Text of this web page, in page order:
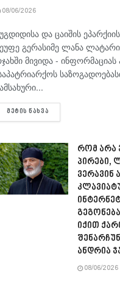
08/06/2026
და ცაიშის
გერასიმე ლანა
მივიდა - ინფორმაციას
ᲛᲔᲢᲘᲡ ᲜᲐᲮᲕᲐ
რომ არა
პირები,
ვერავინ
იქით
ანდრია
08/06/2026